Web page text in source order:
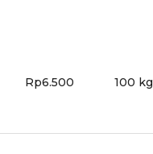
Rp6.500 100 kg